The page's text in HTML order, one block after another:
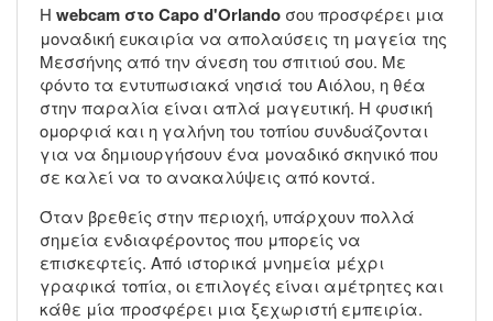
Η webcam στο Capo d'Orlando σου προσφέρει μια
μοναδική ευκαιρία να απολαύσεις τη μαγεία της
Μεσσήνης από την άνεση του σπιτιού σου. Με
φόντο τα εντυπωσιακά νησιά του Αιόλου, η θέα
στην παραλία είναι απλά μαγευτική. Η φυσική
ομορφιά και η γαλήνη του τοπίου συνδυάζονται
για να δημιουργήσουν ένα μοναδικό σκηνικό που
σε καλεί να το ανακαλύψεις από κοντά.
Όταν βρεθείς στην περιοχή, υπάρχουν πολλά
σημεία ενδιαφέροντος που μπορείς να
επισκεφτείς. Από ιστορικά μνημεία μέχρι
γραφικά τοπία, οι επιλογές είναι αμέτρητες και
κάθε μία προσφέρει μια ξεχωριστή εμπειρία.